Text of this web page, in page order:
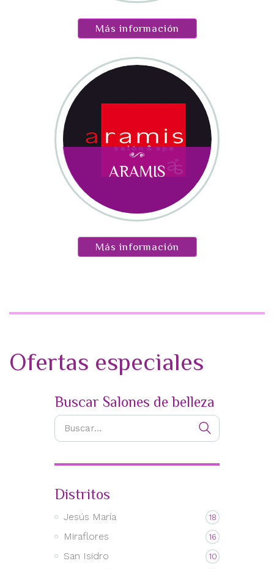
Más información
ARAMIS
Más información
Ofertas especiales
Buscar Salones de belleza
Distritos
Jesús María 18
Miraflores 16
San Isidro 10